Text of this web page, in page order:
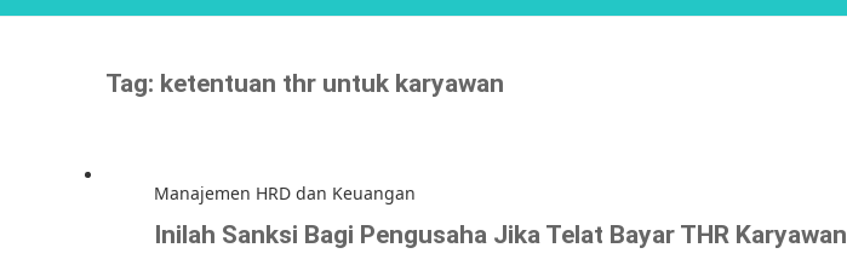
Tag: ketentuan thr untuk karyawan
Manajemen HRD dan Keuangan
Inilah Sanksi Bagi Pengusaha Jika Telat Bayar THR Karyawan